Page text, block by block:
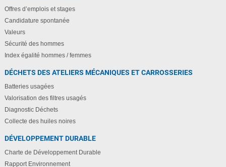
Offres d’emplois et stages
Candidature spontanée
Valeurs
Sécurité des hommes
Index égalité hommes / femmes
DÉCHETS DES ATELIERS MÉCANIQUES ET CARROSSERIES
Batteries usagées
Valorisation des filtres usagés
Diagnostic Déchets
Collecte des huiles noires
DÉVELOPPEMENT DURABLE
Charte de Développement Durable
Rapport Environnement